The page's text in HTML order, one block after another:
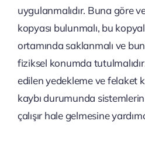
uygulanmalıdır. Buna göre
kopyası bulunmalı, bu
ortamında saklanmalı ve
fiziksel konumda
edilen yedekleme ve felaket
kaybı durumunda
çalışır hale gelmesine